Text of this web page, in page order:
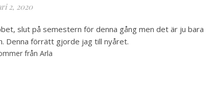
2, 2020
slut på semestern för denna gång men det är ju bara
Denna förrätt gjorde jag till nyåret.
från Arla